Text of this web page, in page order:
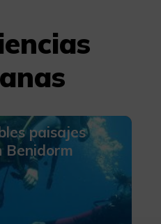
paisajes
Benidorm